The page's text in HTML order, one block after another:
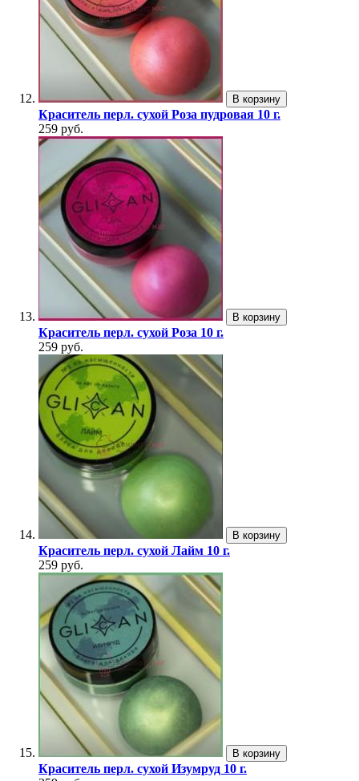
В корзину
Краситель перл. сухой Роза пудровая 10 г.
259 руб.
В корзину
Краситель перл. сухой Роза 10 г.
259 руб.
В корзину
Краситель перл. сухой Лайм 10 г.
259 руб.
В корзину
Краситель перл. сухой Изумруд 10 г.